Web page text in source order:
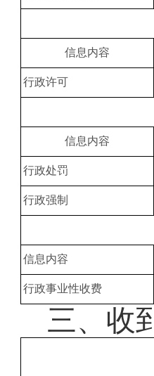
信息内容
行政许可
信息内容
行政处罚
行政强制
信息内容
行政事业性收费
三、 收